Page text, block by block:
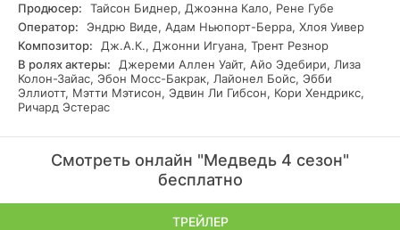
Продюсер:
Тайсон Биднер, Джоэнна Кало, Рене Губе
Оператор:
Эндрю Виде, Адам Ньюпорт-Берра, Хлоя Уивер
Композитор:
Дж.А.К., Джонни Игуана, Трент Резнор
В ролях актеры:
Джереми Аллен Уайт, Айо Эдебири, Лиза
Колон-Зайас, Эбон Мосс-Бакрак, Лайонел Бойс, Эбби
Эллиотт, Мэтти Мэтисон, Эдвин Ли Гибсон, Кори Хендрикс,
Ричард Эстерас
Смотреть онлайн "Медведь 4 сезон"
бесплатно
ТРЕЙЛЕР